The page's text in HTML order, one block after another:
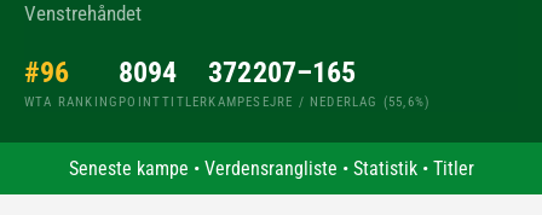
Venstrehåndet
#96
WTA RANKING
809
POINT
4
TITLER
372
KAMPE
207–165
SEJRE / NEDERLAG (55,6%)
Seneste kampe • Verdensrangliste • Statistik• Titler